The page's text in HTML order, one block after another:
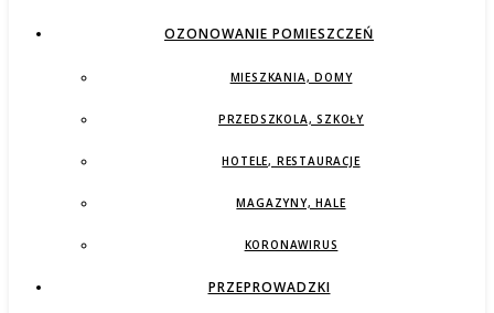
OZONOWANIE POMIESZCZEŃ
MIESZKANIA, DOMY
PRZEDSZKOLA, SZKOŁY
HOTELE, RESTAURACJE
MAGAZYNY, HALE
KORONAWIRUS
PRZEPROWADZKI